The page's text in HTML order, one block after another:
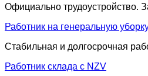
Официально трудоустройство.
Работник на генеральную
Стабильная и долгосрочная
Работник склада с NZV